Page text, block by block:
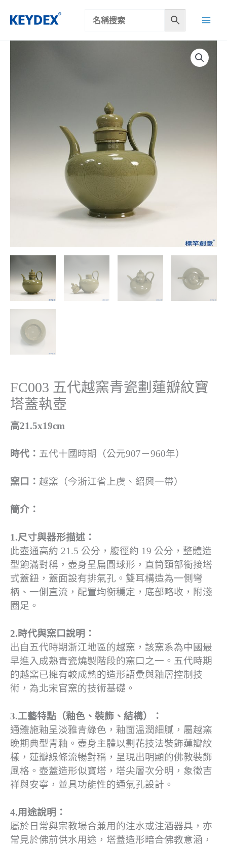
FC003 五代越窯青瓷劃蓮瓣紋寶
塔蓋執壺
高21.5x19cm
時代： 五代十國時期（公元907－960年）
窯口： 越窯（今浙江省上虞、紹興一帶）
簡介：
1.尺寸與器形描述：
此壺通高約 21.5 公分，腹徑約 19 公分，整體造
型飽滿對稱，壺身呈扁圓球形，直筒頸部銜接塔
式蓋鈕，蓋面設有排氣孔。雙耳構造為一側彎
柄、一側直流，配置均衡穩定，底部略收，附淺
圈足。
2.時代與窯口說明：
出自五代時期浙江地區的越窯，該窯系為中國最
早進入成熟青瓷燒製階段的窯口之一。五代時期
的越窯已擁有較成熟的造形語彙與釉層控制技
術，為北宋官窯的技術基礎。
3.工藝特點（釉色、裝飾、結構）：
通體施釉呈淡雅青綠色，釉面溫潤細膩，屬越窯
晚期典型青釉。壺身主體以劃花技法裝飾蓮瓣紋
樣，蓮瓣線條流暢對稱，呈現出明顯的佛教裝飾
風格。壺蓋造形似寶塔，塔尖層次分明，象徵吉
祥與安寧，並具功能性的通氣孔設計。
4.用途說明：
屬於日常與宗教場合兼用的注水或注酒器具，亦
常見於佛前供水用途，塔蓋造形暗合佛教意涵，